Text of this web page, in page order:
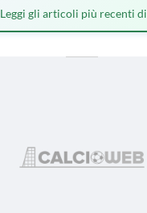
Leggi gli articoli più recenti di